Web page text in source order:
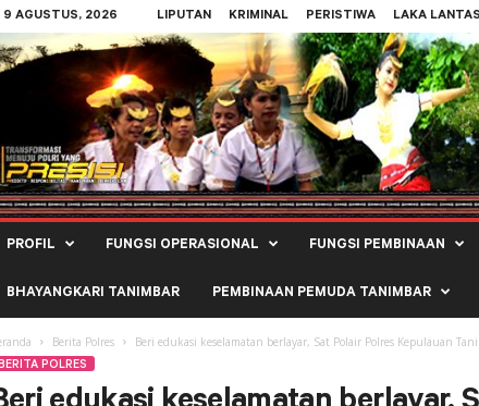
9 AGUSTUS, 2026 LIPUTAN KRIMINAL PERISTIWA LAKA LANTAS
PROFIL FUNGSI OPERASIONAL FUNGSI PEMBINAAN
BHAYANGKARI TANIMBAR PEMBINAAN PEMUDA TANIMBAR
Berita Polres Beri edukasi keselamatan berlayar, Sat Polair Polres Kepulauan
POLRES